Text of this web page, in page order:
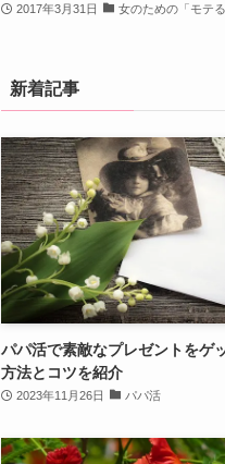
2017年3月31日 女のための「モテる
新着記事
パパ活で素敵なプレゼントをゲ
方法とコツを紹介
2023年11月26日 パパ活